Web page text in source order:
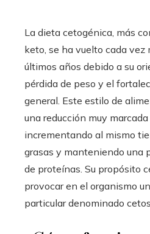
La dieta cetogénica, más
keto, se ha vuelto cada vez
últimos años debido a su
pérdida de peso y el
general. Este estilo de
una reducción muy
incrementando al mismo
grasas y manteniendo una
de proteínas. Su propósito
provocar en el organismo
particular denominado